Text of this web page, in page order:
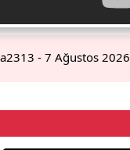
- 7 Ağustos 2026